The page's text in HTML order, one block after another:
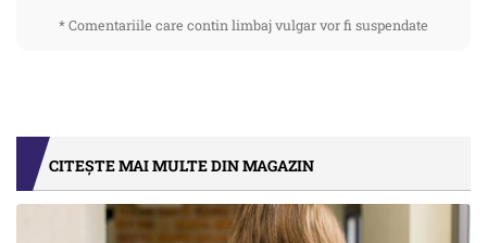
* Comentariile care contin limbaj vulgar vor fi suspendate
CITEȘTE MAI MULTE DIN MAGAZIN